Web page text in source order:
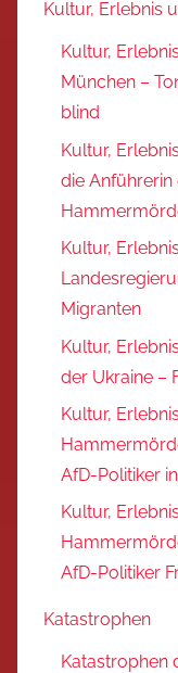
Kultur, Erlebnis
Kultur,
München –
blind
Kultur,
die Anführerin
Kultur,
Migranten
Kultur,
der Ukraine –
Kultur,
AfD-Politiker
Kultur,
AfD-Politiker
Katastrophen
Katastrophen